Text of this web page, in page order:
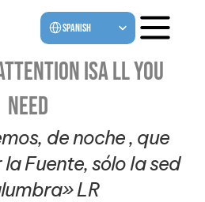
Select Language
Spanish
Attention isa ll you
need
de noche , que
Fuente, sólo la sed
LR